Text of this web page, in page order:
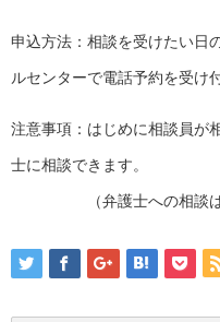
申込方法：相談を受けたい日
ルセンターで電話予約を受け
注意事項：はじめに相談員が
士に相談できます。
（弁護士への相談は8